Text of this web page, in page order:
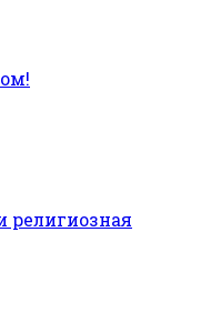
религиозная